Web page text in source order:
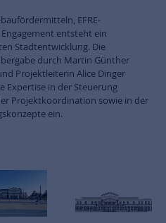
EFRE-
entsteht ein
Stadtentwicklung. Die
durch Martin Günther
Projektleiterin Alice Dinger
Expertise in der Steuerung
Projektkoordination sowie in der
ein.